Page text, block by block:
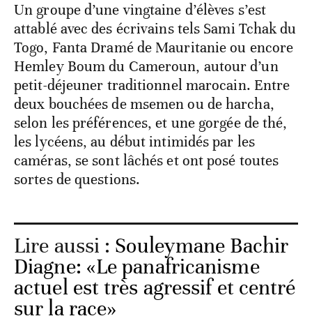
Un groupe d’une vingtaine d’élèves s’est
attablé avec des écrivains tels Sami Tchak du
Togo, Fanta Dramé de Mauritanie ou encore
Hemley Boum du Cameroun, autour d’un
petit-déjeuner traditionnel marocain. Entre
deux bouchées de msemen ou de harcha,
selon les préférences, et une gorgée de thé,
les lycéens, au début intimidés par les
caméras, se sont lâchés et ont posé toutes
sortes de questions.
Lire aussi : Souleymane Bachir
Diagne: «Le panafricanisme
actuel est très agressif et centré
sur la race»